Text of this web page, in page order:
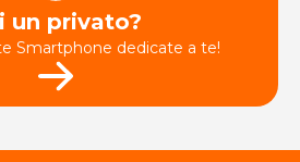
un privato?
Smartphone dedicate a te!